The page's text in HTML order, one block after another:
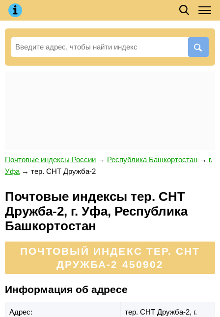
Почтовые индексы России → Республика Башкортостан → г.
Уфа → тер. СНТ Дружба-2
Почтовые индексы тер. СНТ
Дружба-2, г. Уфа, Республика
Башкортостан
ПОЧТОВЫЙ ИНДЕКС ТЕР. СНТ
ДРУЖБА-2 450902
Информация об адресе
Адрес: тер. СНТ Дружба-2, г.